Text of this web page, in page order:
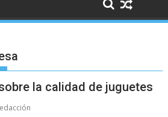
la calidad de juguetes